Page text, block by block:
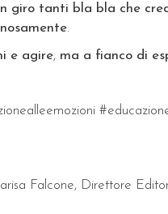
giro tanti bla bla che
.
e agire, ma a fianco di
Falcone, Direttore